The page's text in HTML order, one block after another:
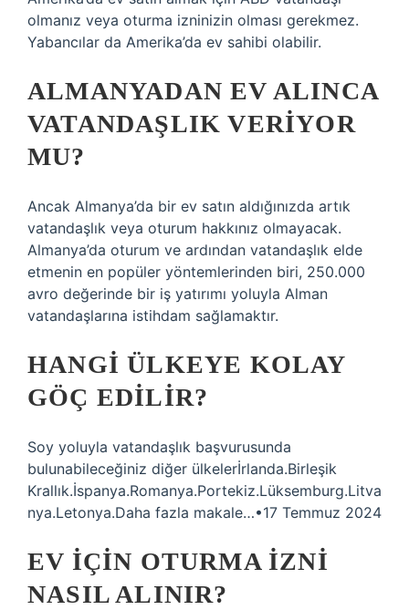
olmanız veya oturma izninizin olması gerekmez.
Yabancılar da Amerika’da ev sahibi olabilir.
ALMANYADAN EV ALINCA
VATANDAŞLIK VERIYOR
MU?
Ancak Almanya’da bir ev satın aldığınızda artık
vatandaşlık veya oturum hakkınız olmayacak.
Almanya’da oturum ve ardından vatandaşlık elde
etmenin en popüler yöntemlerinden biri, 250.000
avro değerinde bir iş yatırımı yoluyla Alman
vatandaşlarına istihdam sağlamaktır.
HANGI ÜLKEYE KOLAY
GÖÇ EDILIR?
Soy yoluyla vatandaşlık başvurusunda
bulunabileceğiniz diğer ülkelerİrlanda.Birleşik
Krallık.İspanya.Romanya.Portekiz.Lüksemburg.Litva
nya.Letonya.Daha fazla makale…•17 Temmuz 2024
EV IÇIN OTURMA IZNI
NASIL ALINIR?